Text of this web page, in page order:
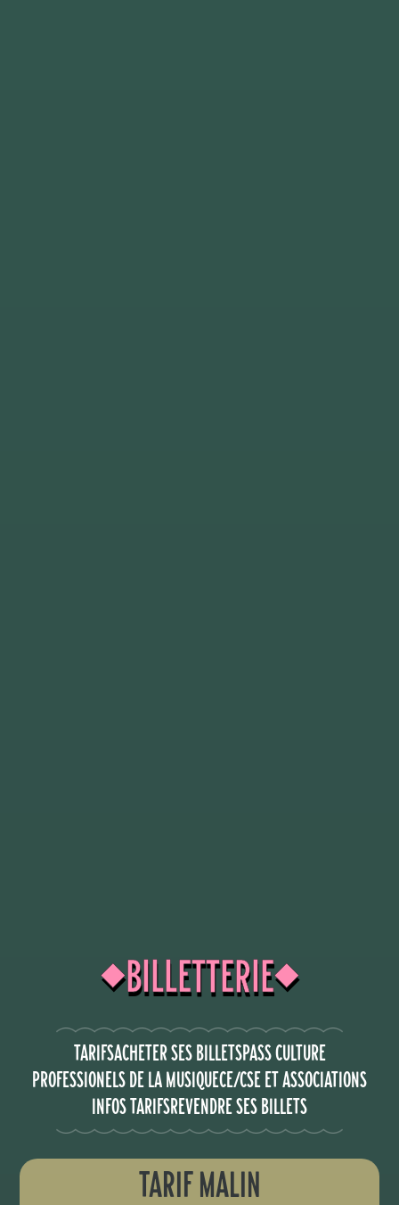
◆BILLETTERIE◆
TARIFSACHETER SES BILLETSPASS CULTURE
PROFESSIONELS DE LA MUSIQUECE/CSE ET ASSOCIATIONS
INFOS TARIFSREVENDRE SES BILLETS
TARIF MALIN